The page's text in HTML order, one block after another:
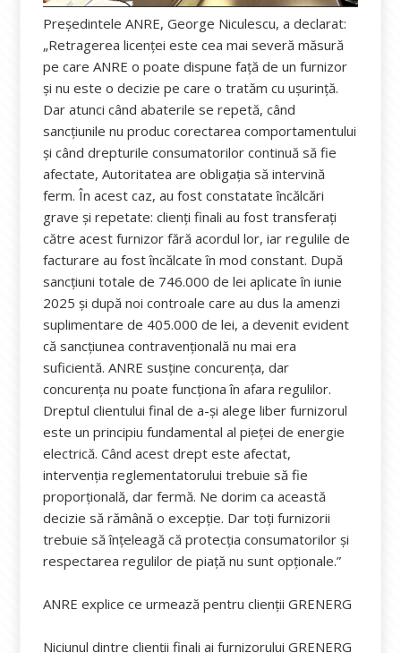
Președintele ANRE, George Niculescu, a declarat:
„Retragerea licenței este cea mai severă măsură
pe care ANRE o poate dispune față de un furnizor
și nu este o decizie pe care o tratăm cu ușurință.
Dar atunci când abaterile se repetă, când
sancțiunile nu produc corectarea comportamentului
și când drepturile consumatorilor continuă să fie
afectate, Autoritatea are obligația să intervină
ferm. În acest caz, au fost constatate încălcări
grave și repetate: clienți finali au fost transferați
către acest furnizor fără acordul lor, iar regulile de
facturare au fost încălcate în mod constant. După
sancțiuni totale de 746.000 de lei aplicate în iunie
2025 și după noi controale care au dus la amenzi
suplimentare de 405.000 de lei, a devenit evident
că sancțiunea contravențională nu mai era
suficientă. ANRE susține concurența, dar
concurența nu poate funcționa în afara regulilor.
Dreptul clientului final de a-și alege liber furnizorul
este un principiu fundamental al pieței de energie
electrică. Când acest drept este afectat,
intervenția reglementatorului trebuie să fie
proporțională, dar fermă. Ne dorim ca această
decizie să rămână o excepție. Dar toți furnizorii
trebuie să înțeleagă că protecția consumatorilor și
respectarea regulilor de piață nu sunt opționale.”
ANRE explice ce urmează pentru clienții GRENERG
Niciunul dintre clienții finali ai furnizorului GRENERG